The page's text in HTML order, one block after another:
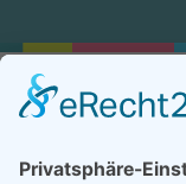
Verfügbare
Für diese